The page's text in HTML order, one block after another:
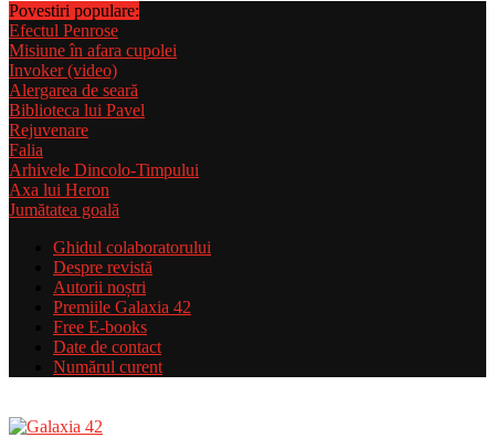
Povestiri populare:
Efectul Penrose
Misiune în afara cupolei
Invoker (video)
Alergarea de seară
Biblioteca lui Pavel
Rejuvenare
Falia
Arhivele Dincolo-Timpului
Axa lui Heron
Jumătatea goală
Ghidul colaboratorului
Despre revistă
Autorii noștri
Premiile Galaxia 42
Free E-books
Date de contact
Numărul curent